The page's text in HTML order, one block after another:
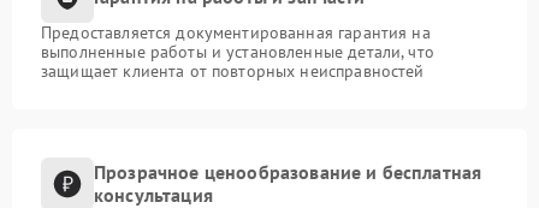
Предоставляется документированная гарантия на
выполненные работы и установленные детали, что
защищает клиента от повторных неисправностей
Прозрачное ценообразование и бесплатная
консультация